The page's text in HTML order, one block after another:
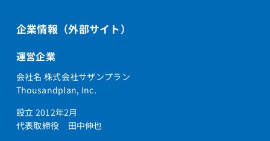
企業情報（外部サイト）
運営企業
会社名 株式会社サザンプラン
Thousandplan, Inc.
設立 2012年2月
代表取締役 田中伸也